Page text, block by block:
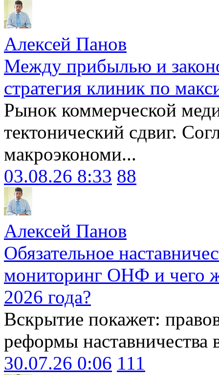
Алексей Панов
Между прибылью и
стратегия клиник по
Рынок коммерческой
тектонический сдвиг.
макроэкономи...
03.08.26 8:33 88
Алексей Панов
Обязательное
мониторинг ОНФ и чего
2026 года?
Вскрытие покажет:
реформы наставничества
30.07.26 0:06 111